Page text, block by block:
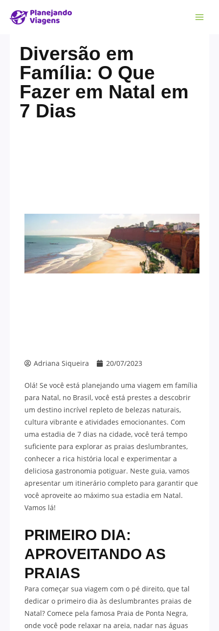
Diversão em
Família: O Que
Fazer em Natal em
7 Dias
Adriana Siqueira 20/07/2023
Olá! Se você está planejando uma viagem em família
para Natal, no Brasil, você está prestes a descobrir
um destino incrível repleto de belezas naturais,
cultura vibrante e atividades emocionantes. Com
uma estadia de 7 dias na cidade, você terá tempo
suficiente para explorar as praias deslumbrantes,
conhecer a rica história local e experimentar a
deliciosa gastronomia potiguar. Neste guia, vamos
apresentar um itinerário completo para garantir que
você aproveite ao máximo sua estadia em Natal.
Vamos lá!
PRIMEIRO DIA:
APROVEITANDO AS
PRAIAS
Para começar sua viagem com o pé direito, que tal
dedicar o primeiro dia às deslumbrantes praias de
Natal? Comece pela famosa Praia de Ponta Negra,
onde você pode relaxar na areia, nadar nas águas